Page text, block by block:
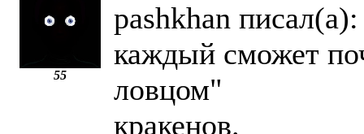
55
pashkhan писал(а):
каждый сможет
ловцом"
кракенов.